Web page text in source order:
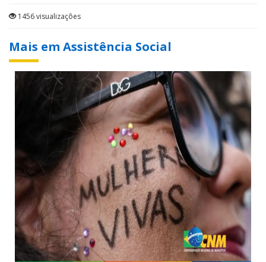
1456 visualizações
Mais em Assistência Social